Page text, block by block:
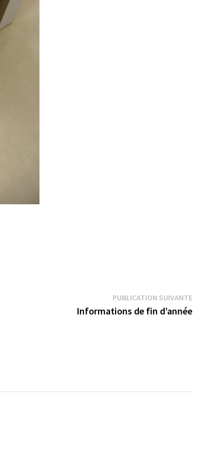
PUBLICATION SUIVANTE
Informations de fin d’année